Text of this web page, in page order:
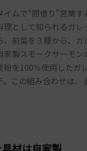
ムで“間借り”営業
として知られるガレ
前菜を３種から、
製スモークサーモ
を100％使用したガ
この組み合わせは